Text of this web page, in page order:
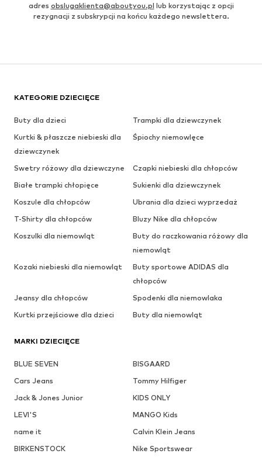
adres obslugaklienta@aboutyou.pl lub korzystając z opcji
rezygnacji z subskrypcji na końcu każdego newslettera.
KATEGORIE DZIECIĘCE
Buty dla dzieci
Trampki dla dziewczynek
Kurtki & płaszcze niebieski dla
dziewczynek
Śpiochy niemowlęce
Swetry różowy dla dziewczyne
Czapki niebieski dla chłopców
Białe trampki chłopięce
Sukienki dla dziewczynek
Koszule dla chłopców
Ubrania dla dzieci wyprzedaż
T-Shirty dla chłopców
Bluzy Nike dla chłopców
Koszulki dla niemowląt
Buty do raczkowania różowy dla
niemowląt
Kozaki niebieski dla niemowląt
Buty sportowe ADIDAS dla
chłopców
Jeansy dla chłopców
Spodenki dla niemowlaka
Kurtki przejściowe dla dzieci
Buty dla niemowląt
MARKI DZIECIĘCE
BLUE SEVEN
BISGAARD
Cars Jeans
Tommy Hilfiger
Jack & Jones Junior
KIDS ONLY
LEVI'S
MANGO Kids
name it
Calvin Klein Jeans
BIRKENSTOCK
Nike Sportswear